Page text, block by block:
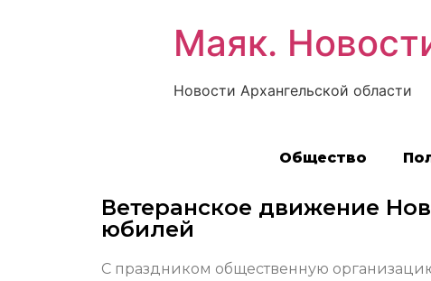
Маяк.
Новости Архангельской области
Общество
Ветеранское движение
юбилей
С праздником общественную